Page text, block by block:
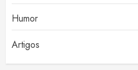
Humor
Artigos